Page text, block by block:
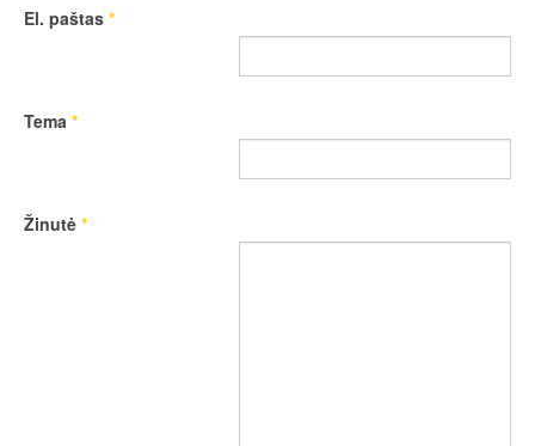
El. paštas *
Tema *
Žinutė *